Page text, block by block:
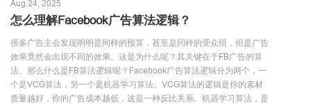
Aug 24, 2025
怎么理解Facebook广告算法逻辑？
很多广告主会发现明明是同样的预算，甚至是同样的受众组，但是广告
效果竟然会出现不同的效果。这是为什么呢？其关键在于FB广告的算
法。那么什么是FB算法逻辑呢？Facebook广告算法逻辑分为两个，一
个是VCG算法，另一个是机器学习算法。VCG算法的逻辑是你的素材
质量越好，你的广告成本越低，这是一种反比关系。机器学习算法，是